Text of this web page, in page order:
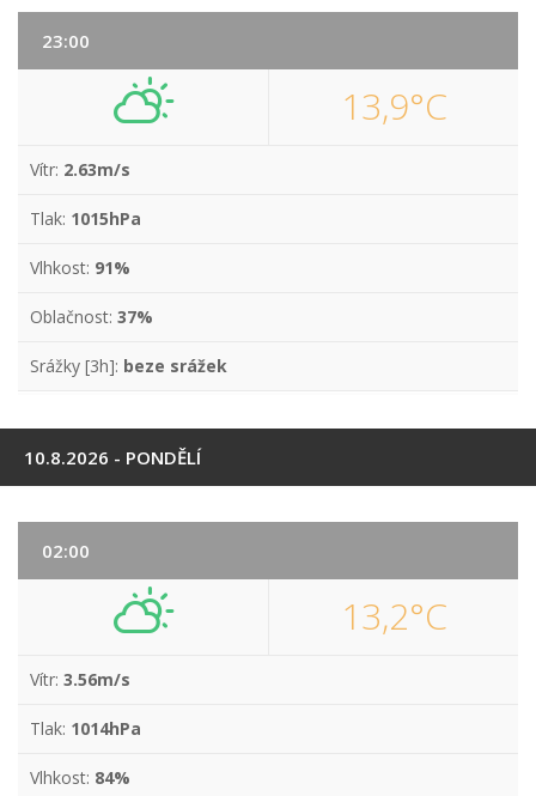
23:00
13,9°C
Vítr: 2.63m/s
Tlak: 1015hPa
Vlhkost: 91%
Oblačnost: 37%
Srážky [3h]: beze srážek
10.8.2026 - PONDĚLÍ
02:00
13,2°C
Vítr: 3.56m/s
Tlak: 1014hPa
Vlhkost: 84%